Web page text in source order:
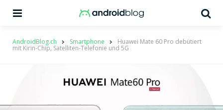
AndroidBlog.ch Smartphone Huawei Mate 60 Pro debütiert
mit Kirin-Chip, Satelliten-Telefonie und 5G